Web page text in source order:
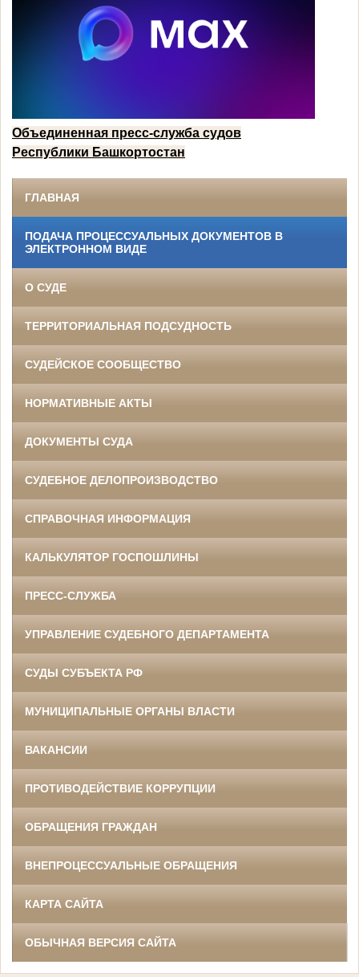
Объединенная пресс-служба судов
Республики Башкортостан
ГЛАВНАЯ
ПОДАЧА ПРОЦЕССУАЛЬНЫХ ДОКУМЕНТОВ В
ЭЛЕКТРОННОМ ВИДЕ
О СУДЕ
ТЕРРИТОРИАЛЬНАЯ ПОДСУДНОСТЬ
СУДЕЙСКОЕ СООБЩЕСТВО
НОРМАТИВНЫЕ АКТЫ
ДОКУМЕНТЫ СУДА
СУДЕБНОЕ ДЕЛОПРОИЗВОДСТВО
СПРАВОЧНАЯ ИНФОРМАЦИЯ
КАЛЬКУЛЯТОР ГОСПОШЛИНЫ
ПРЕСС-СЛУЖБА
УПРАВЛЕНИЕ СУДЕБНОГО ДЕПАРТАМЕНТА
СУДЫ СУБЪЕКТА РФ
МУНИЦИПАЛЬНЫЕ ОРГАНЫ ВЛАСТИ
ВАКАНСИИ
ПРОТИВОДЕЙСТВИЕ КОРРУПЦИИ
ОБРАЩЕНИЯ ГРАЖДАН
ВНЕПРОЦЕССУАЛЬНЫЕ ОБРАЩЕНИЯ
КАРТА САЙТА
ОБЫЧНАЯ ВЕРСИЯ САЙТА